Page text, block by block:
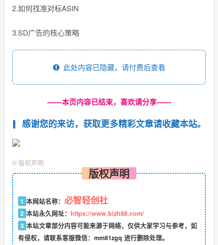
2.如何找准对标ASIN
3.SD广告的核心策略
此处内容已隐藏，请付费后查看
------本页内容已结束，喜欢请分享------
感谢您的来访，获取更多精彩文章请收藏本站。
© 版权声明
版权声明
1 本网站名称： 必智轻创社
2 本站永久网址： https://www.bizh88.com/
3 本站文章部分内容可能来源于网络，仅供大家学习与参考，如
有侵权，请联系客服微信：mm81zgq 进行删除处理。